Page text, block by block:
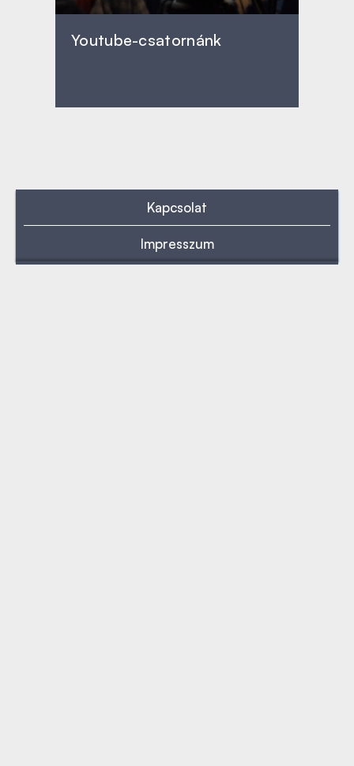
Youtube-csatornánk
Kapcsolat
Impresszum